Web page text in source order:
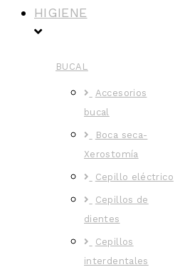
HIGIENE
BUCAL
Accesorios
bucal
Boca seca-
Xerostomía
Cepillo eléctrico
Cepillos de
dientes
Cepillos
interdentales